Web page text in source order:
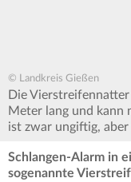
© Landkreis Gießen
Die
Meter lang und kann
ist zwar ungiftig,
Schlangen-Alarm in
sogenannte